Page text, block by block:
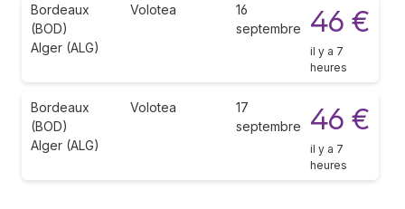
Bordeaux
(BOD)
Alger (ALG)
Volotea
16
septembre
46 €
il y a 7
heures
Bordeaux
(BOD)
Alger (ALG)
Volotea
17
septembre
46 €
il y a 7
heures